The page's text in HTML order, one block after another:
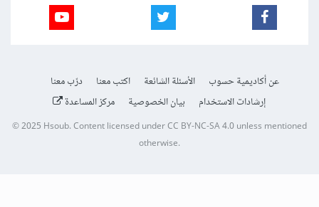
عن أكاديمية حسوب الأسئلة الشائعة اكتب معنا
درّب معنا
إرشادات الاستخدام
بيان الخصوصية مركز المساعدة
© 2025 Hsoub.Content licensed underCC BY-NC-SA 4.0unless mentioned
otherwise.